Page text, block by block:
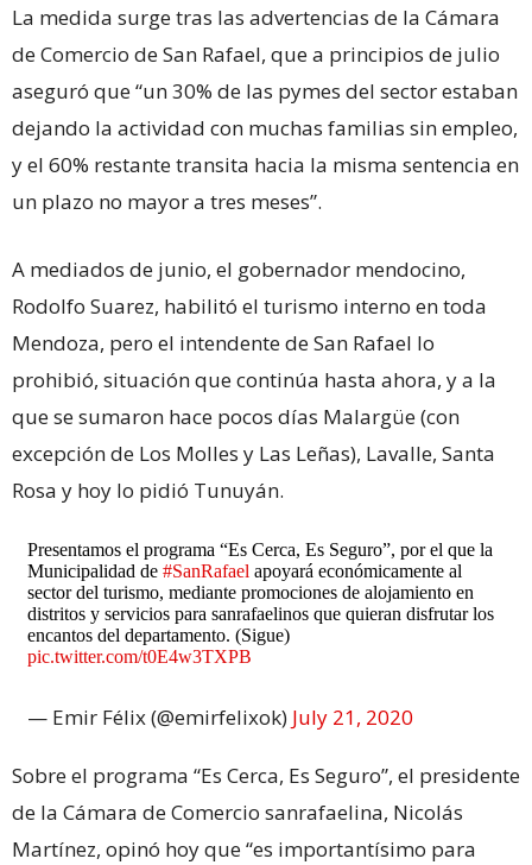
La medida surge tras las advertencias de la Cámara
de Comercio de San Rafael, que a principios de julio
aseguró que “un 30% de las pymes del sector estaban
dejando la actividad con muchas familias sin empleo,
y el 60% restante transita hacia la misma sentencia en
un plazo no mayor a tres meses”.
A mediados de junio, el gobernador mendocino,
Rodolfo Suarez, habilitó el turismo interno en toda
Mendoza, pero el intendente de San Rafael lo
prohibió, situación que continúa hasta ahora, y a la
que se sumaron hace pocos días Malargüe (con
excepción de Los Molles y Las Leñas), Lavalle, Santa
Rosa y hoy lo pidió Tunuyán.
Presentamos el programa “Es Cerca, Es Seguro”, por el que la
Municipalidad de #SanRafael apoyará económicamente al
sector del turismo, mediante promociones de alojamiento en
distritos y servicios para sanrafaelinos que quieran disfrutar los
encantos del departamento. (Sigue)
pic.twitter.com/t0E4w3TXPB
— Emir Félix (@emirfelixok) July 21, 2020
Sobre el programa “Es Cerca, Es Seguro”, el presidente
de la Cámara de Comercio sanrafaelina, Nicolás
Martínez, opinó hoy que “es importantísimo para